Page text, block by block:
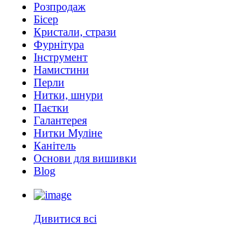
Розпродаж
Бісер
Кристали, стрази
Фурнітура
Інструмент
Намистини
Перли
Нитки, шнури
Паєтки
Галантерея
Нитки Муліне
Канітель
Основи для вишивки
Blog
Дивитися всі